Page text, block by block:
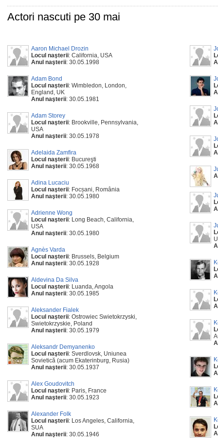
Actori nascuti pe 30 mai
Aaron Michael Drozin
Locul naşterii: California, USA
Anul naşterii: 30.05.1998
Adam Bond
Locul naşterii: Wimbledon, London,
England, UK
Anul naşterii: 30.05.1981
Adam Storey
Locul naşterii: Brookville, Pennsylvania,
USA
Anul naşterii: 30.05.1978
Adelaida Zamfira
Locul naşterii: Bucureşti
Anul naşterii: 30.05.1968
Adina Lucaciu
Locul naşterii: Focșani, România
Anul naşterii: 30.05.1980
Adrienne Wong
Locul naşterii: Long Beach, California,
USA
Anul naşterii: 30.05.1980
Agnès Varda
Locul naşterii: Brussels, Belgium
Anul naşterii: 30.05.1928
Aldevina Da Silva
Locul naşterii: Luanda, Angola
Anul naşterii: 30.05.1985
Aleksander Fialek
Locul naşterii: Ostrowiec Swietokrzyski,
Swietokrzyskie, Poland
Anul naşterii: 30.05.1979
Aleksandr Demyanenko
Locul naşterii: Sverdlovsk, Uniunea
Sovietică (acum Ekaterinburg, Rusia)
Anul naşterii: 30.05.1937
Alex Goudovitch
Locul naşterii: Paris, France
Anul naşterii: 30.05.1923
Alexander Folk
Locul naşterii: Los Angeles, California,
SUA
Anul naşterii: 30.05.1946